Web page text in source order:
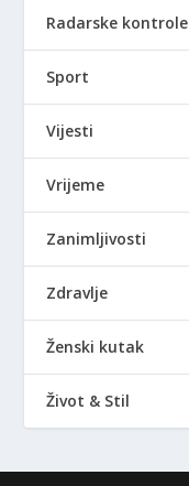
Radarske kontrole
Sport
Vijesti
Vrijeme
Zanimljivosti
Zdravlje
Ženski kutak
Život & Stil